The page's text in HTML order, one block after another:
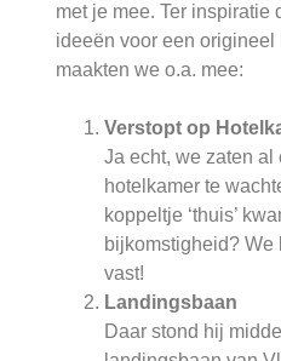
met je mee. Ter inspiratie
ideeën voor een
maakten we o.a. mee:
Verstopt op
Ja echt, we zaten al
hotelkamer te
koppeltje ‘thuis’
bijkomstigheid? We
vast!
Landingsbaan
Daar stond hij